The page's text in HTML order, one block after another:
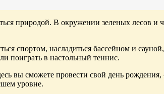
природой. В окружении зеленых лесов и
спортом, насладиться бассейном и
поиграть в настольный теннис.
вы сможете провести свой день рождения,
уровне.